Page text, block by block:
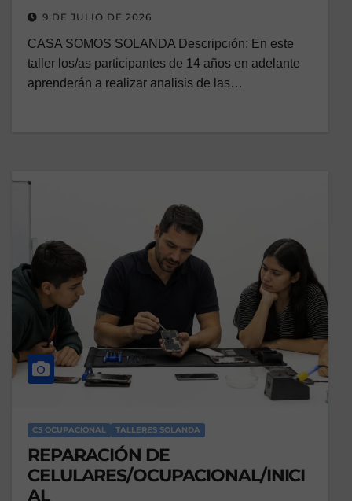
9 DE JULIO DE 2026
CASA SOMOS SOLANDA Descripción: En este
taller los/as participantes de 14 años en adelante
aprenderán a realizar analisis de las…
CS OCUPACIONAL TALLERES SOLANDA
REPARACIÓN DE
CELULARES/OCUPACIONAL/INICI
AL